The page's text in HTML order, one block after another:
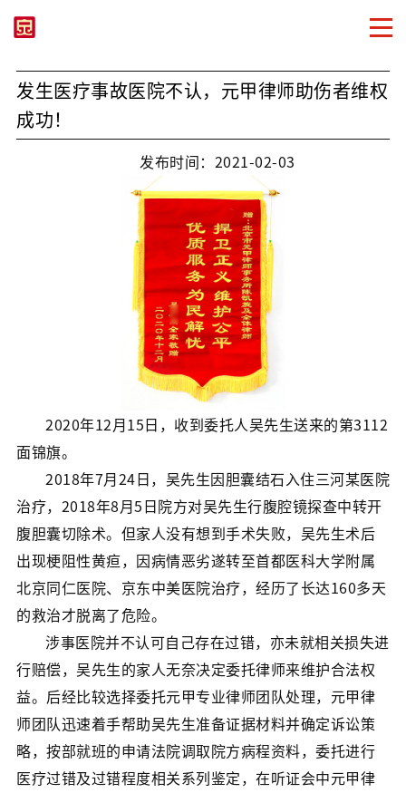
发生医疗事故医院不认，元甲律师助伤者维权
成功！
发布时间：2021-02-03
2020年12月15日，收到委托人吴先生送来的第3112
面锦旗。
2018年7月24日，吴先生因胆囊结石入住三河某医院
治疗，2018年8月5日院方对吴先生行腹腔镜探查中转开
腹胆囊切除术。但家人没有想到手术失败，吴先生术后
出现梗阻性黄疸，因病情恶劣遂转至首都医科大学附属
北京同仁医院、京东中美医院治疗，经历了长达160多天
的救治才脱离了危险。
涉事医院并不认可自己存在过错，亦未就相关损失进
行赔偿，吴先生的家人无奈决定委托律师来维护合法权
益。后经比较选择委托元甲专业律师团队处理，元甲律
师团队迅速着手帮助吴先生准备证据材料并确定诉讼策
略，按部就班的申请法院调取院方病程资料，委托进行
医疗过错及过错程度相关系列鉴定，在听证会中元甲律